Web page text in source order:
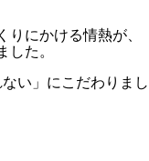
りにかける情熱が、
した。
い」にこだわりまし